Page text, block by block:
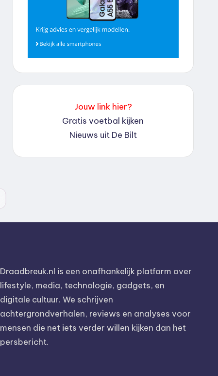
Jouw link hier?
Gratis voetbal kijken
Nieuws uit De Bilt
Draadbreuk.nl is een onafhankelijk platform over
lifestyle, media, technologie, gadgets, en
digitale cultuur. We schrijven
achtergrondverhalen, reviews en analyses voor
mensen die net iets verder willen kijken dan het
persbericht.